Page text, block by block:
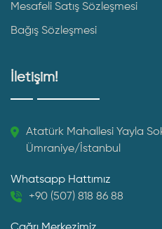
Mesafeli Satış Sözleşmesi
Bağış Sözleşmesi
İletişim!
Atatürk Mahallesi Yayla
Ümraniye/İstanbul
Whatsapp Hattımız
+90 (507) 818 86 88